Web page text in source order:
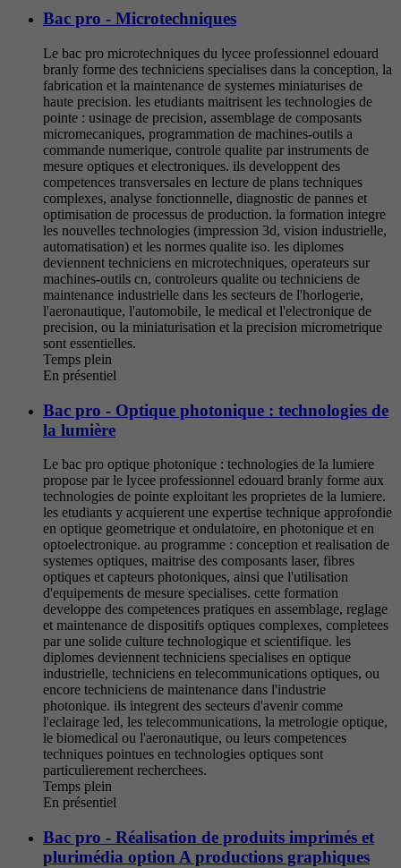
Bac pro - Microtechniques
Le bac pro microtechniques du lycee professionnel edouard
branly forme des techniciens specialises dans la conception, la
fabrication et la maintenance de systemes miniaturises de
haute precision. les etudiants maitrisent les technologies de
pointe : usinage de precision, assemblage de composants
micromecaniques, programmation de machines-outils a
commande numerique, controle qualite par instruments de
mesure optiques et electroniques. ils developpent des
competences transversales en lecture de plans techniques
complexes, analyse fonctionnelle, diagnostic de pannes et
optimisation de processus de production. la formation integre
les nouvelles technologies (impression 3d, vision industrielle,
automatisation) et les normes qualite iso. les diplomes
deviennent techniciens en microtechniques, operateurs sur
machines-outils cn, controleurs qualite ou techniciens de
maintenance industrielle dans les secteurs de l'horlogerie,
l'aeronautique, l'automobile, le medical et l'electronique de
precision, ou la miniaturisation et la precision micrometrique
sont essentielles.
Temps plein
En présentiel
Bac pro - Optique photonique : technologies de
la lumière
Le bac pro optique photonique : technologies de la lumiere
propose par le lycee professionnel edouard branly forme aux
technologies de pointe exploitant les proprietes de la lumiere.
les etudiants y acquierent une expertise technique approfondie
en optique geometrique et ondulatoire, en photonique et en
optoelectronique. au programme : conception et realisation de
systemes optiques, maitrise des composants laser, fibres
optiques et capteurs photoniques, ainsi que l'utilisation
d'equipements de mesure specialises. cette formation
developpe des competences pratiques en assemblage, reglage
et maintenance de dispositifs optiques complexes, completees
par une solide culture technologique et scientifique. les
diplomes deviennent techniciens specialises en optique
industrielle, techniciens en telecommunications optiques, ou
encore techniciens de maintenance dans l'industrie
photonique. ils integrent des secteurs d'avenir comme
l'eclairage led, les telecommunications, la metrologie optique,
le biomedical ou l'aeronautique, ou leurs competences
techniques pointues en technologies optiques sont
particulierement recherchees.
Temps plein
En présentiel
Bac pro - Réalisation de produits imprimés et
plurimédia option A productions graphiques